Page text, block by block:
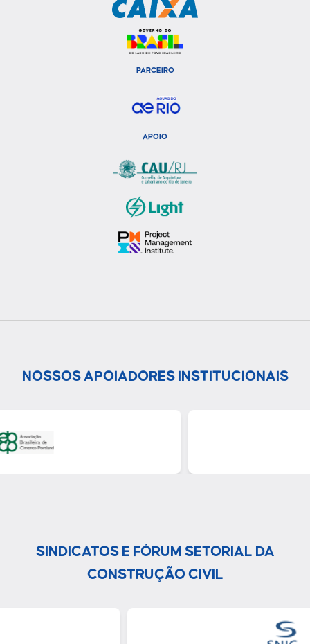
PARCEIRO
APOIO
NOSSOS APOIADORES INSTITUCIONAIS
SINDICATOS E FÓRUM SETORIAL DA
CONSTRUÇÃO CIVIL